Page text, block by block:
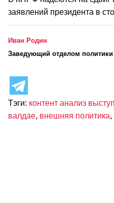
заявлений президента в
Иван Родин
Заведующий отделом
Тэги: контент анализ
валдае, внешняя политика,